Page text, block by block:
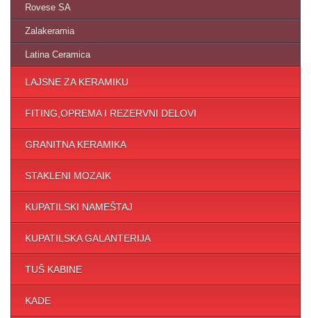
Rovese SA
Zalakeramia
Latina Ceramica
LAJSNE ZA KERAMIKU
FITING,OPREMA I REZERVNI DELOVI
GRANITNA KERAMIKA
STAKLENI MOZAIK
KUPATILSKI NAMEŠTAJ
KUPATILSKA GALANTERIJA
TUŠ KABINE
KADE